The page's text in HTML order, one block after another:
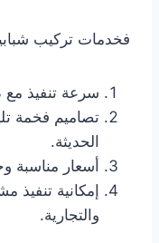
فخدمات تركيب
سرعة تنفيذ مع
تصاميم فخمة
الحديثة.
أسعار مناسبة
إمكانية تنفيذ
والتجارية.